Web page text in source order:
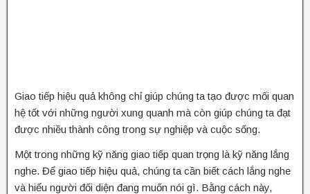
Giao tiếp hiệu quả không chỉ giúp chúng ta tạo được mối quan
hệ tốt với những người xung quanh mà còn giúp chúng ta đạt
được nhiều thành công trong sự nghiệp và cuộc sống.
Một trong những kỹ năng giao tiếp quan trọng là kỹ năng lắng
nghe. Để giao tiếp hiệu quả, chúng ta cần biết cách lắng nghe
và hiểu người đối diện đang muốn nói gì. Bằng cách này,